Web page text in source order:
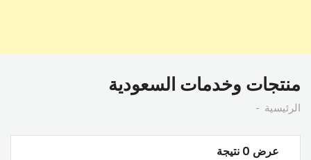
منتجات وخدمات السعودية
الرئيسية
عرض 0 نتيجة